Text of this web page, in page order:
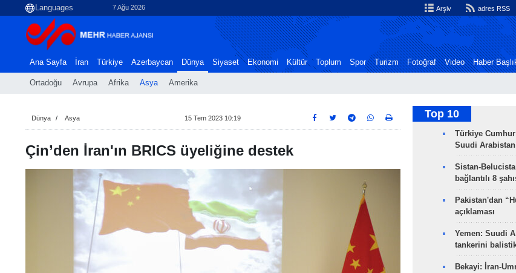
7 Ağu 2026 Arşiv adres RSS
Ana Sayfa İran Türkiye Azerbaycan Dünya
Ortadoğu Avrupa Afrika Asya Amerika
Siyaset Ekonomi Kültür Toplum Spor Turizm Fotoğraf Video Haber
Dünya Asya 15 Tem 2023 10:19
Çin’den İran'ın BRICS üyeliğine destek
Top 10
Türkiye
Suudi
Sistan-
bağlantılı 8
Pakistan'dan
açıklaması
Yemen: Suudi
tankerini
Bekayi: İran-